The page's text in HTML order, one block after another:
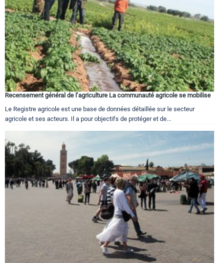
Recensement général de l’agriculture La communauté agricole se mobilise
Le Registre agricole est une base de données détaillée sur le secteur
agricole et ses acteurs. Il a pour objectifs de protéger et de...